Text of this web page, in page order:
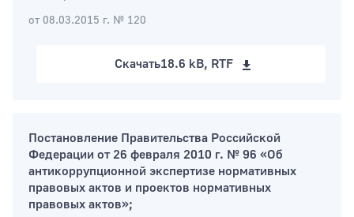
от 08.03.2015 г. № 120
Скачать18.6 kB, RTF
Постановление Правительства Российской
Федерации от 26 февраля 2010 г. № 96 «Об
антикоррупционной экспертизе нормативных
правовых актов и проектов нормативных
правовых актов»;